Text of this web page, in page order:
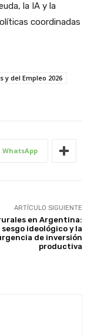
la IA y la
coordinadas
y del Empleo 2026
WhatsApp
ARTÍCULO SIGUIENTE
en Argentina:
ideológico y la
de inversión
productiva